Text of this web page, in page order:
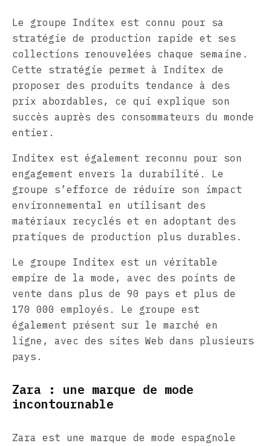
Le groupe Inditex est connu pour sa
stratégie de production rapide et ses
collections renouvelées chaque semaine.
Cette stratégie permet à Inditex de
proposer des produits tendance à des
prix abordables, ce qui explique son
succès auprès des consommateurs du monde
entier.
Inditex est également reconnu pour son
engagement envers la durabilité. Le
groupe s’efforce de réduire son impact
environnemental en utilisant des
matériaux recyclés et en adoptant des
pratiques de production plus durables.
Le groupe Inditex est un véritable
empire de la mode, avec des points de
vente dans plus de 90 pays et plus de
170 000 employés. Le groupe est
également présent sur le marché en
ligne, avec des sites Web dans plusieurs
pays.
Zara : une marque de mode
incontournable
Zara est une marque de mode espagnole